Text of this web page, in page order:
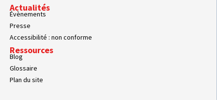
Actualités
Évènements
Presse
Accessibilité : non conforme
Ressources
Blog
Glossaire
Plan du site